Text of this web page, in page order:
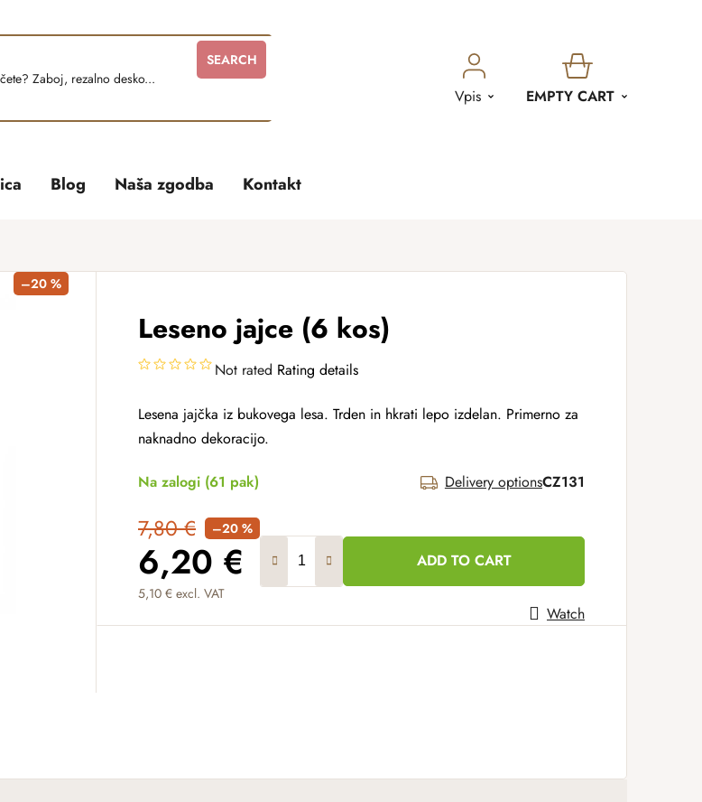
SEARCH
Vpis
SHOPPING
EMPTY CART
Blog Naša zgodba Kontakt
Leseno jajce (6 kos)
Not rated Rating details
Lesena jajčka iz bukovega lesa. Trden in hkrati lepo izdelan. Primerno za
naknadno dekoracijo.
Na zalogi (61 pak) Delivery optionsCZ131
7,80 € –20 %
6,20 €
5,10 € excl. VAT
Measure price:
ADD TO CART
Watch
–20 %